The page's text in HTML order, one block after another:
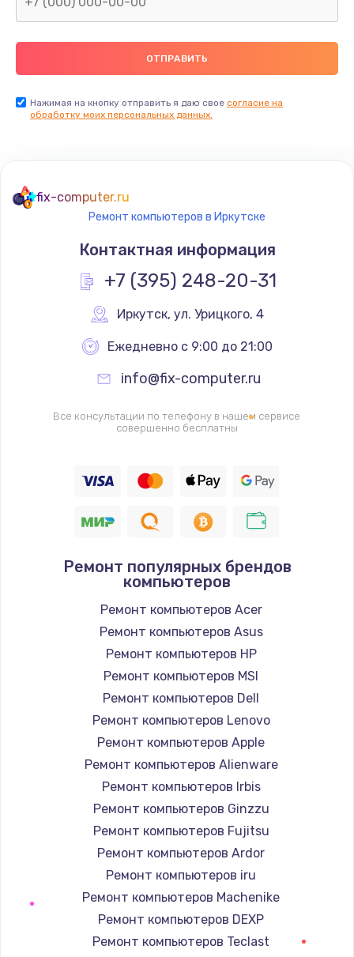
Заказать
Замена системы охлаждения
1200 руб.
Заказать
Замена термопасты
1290 руб.
Замена экрана
1460 руб.
Замена северного моста
Заказать
Заказать
Замена аккумулятора
620 руб.
Замена клавиатуры
990 руб.
Замена корпуса
1045 руб.
Нажимая на кнопку отправить я даю свое согласие на
обработку моих персональных данных.
fix-computer.ru
Ремонт компьютеров в Иркутске
Контактная информация
+7 (395) 248-20-31
Иркутск, ул. Урицкого, 4
Ежедневно с 9:00 до 21:00
info@fix-computer.ru
Все консультации по телефону в нашем сервисе
совершенно бесплатны
Ремонт популярных брендов
компьютеров
Ремонт компьютеров Acer
Ремонт компьютеров Asus
Ремонт компьютеров HP
Ремонт компьютеров MSI
Ремонт компьютеров Dell
Ремонт компьютеров Lenovo
Ремонт компьютеров Apple
Ремонт компьютеров Alienware
Ремонт компьютеров Irbis
Ремонт компьютеров Ginzzu
Ремонт компьютеров Fujitsu
Ремонт компьютеров Ardor
Ремонт компьютеров iru
Ремонт компьютеров Machenike
Ремонт компьютеров DEXP
Ремонт компьютеров Teclast